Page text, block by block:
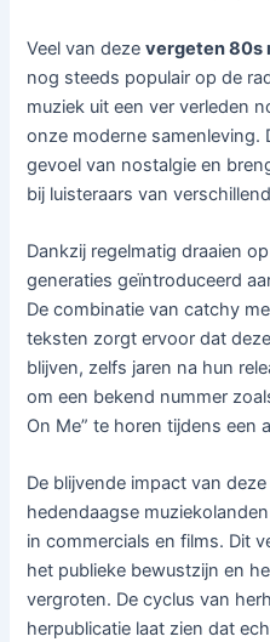
Veel van dezevergeten 80s
nog steeds populair op de
muziek uit een ver verleden
onze moderne samenleving.
gevoel van nostalgie en
bij luisteraars van
Dankzij regelmatig draaien
generaties geïntroduceerd
De combinatie van catchy
teksten zorgt ervoor dat
blijven, zelfs jaren na hun
om een bekend nummer
On Me” te horen tijdens een
De blijvende impact van
hedendaagse
in commercials en films. Dit
het publieke bewustzijn en
vergroten. De cyclus van
herpublicatie laat zien dat